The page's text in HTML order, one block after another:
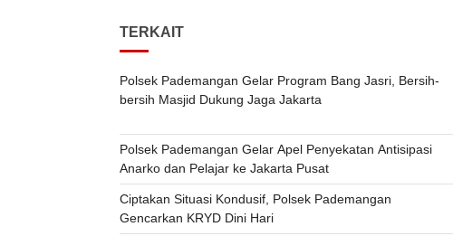
TERKAIT
Polsek Pademangan Gelar Program Bang Jasri, Bersih-
bersih Masjid Dukung Jaga Jakarta
Polsek Pademangan Gelar Apel Penyekatan Antisipasi
Anarko dan Pelajar ke Jakarta Pusat
Ciptakan Situasi Kondusif, Polsek Pademangan
Gencarkan KRYD Dini Hari